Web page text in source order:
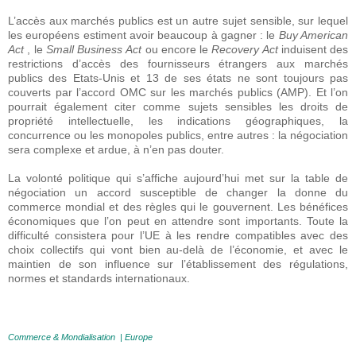
L’accès aux marchés publics est un autre sujet sensible, sur lequel
les européens estiment avoir beaucoup à gagner : le Buy American
Act, le Small Business Actou encore leRecovery Actinduisent des
restrictions d’accès des fournisseurs étrangers aux marchés
publics des Etats-Unis et 13 de ses états ne sont toujours pas
couverts par l’accord OMC sur les marchés publics (AMP). Et l’on
pourrait également citer comme sujets sensibles les droits de
propriété intellectuelle, les indications géographiques, la
concurrence ou les monopoles publics, entre autres : la négociation
sera complexe et ardue, à n’en pas douter.
La volonté politique qui s’affiche aujourd’hui met sur la table de
négociation un accord susceptible de changer la donne du
commerce mondial et des règles qui le gouvernent. Les bénéfices
économiques que l’on peut en attendre sont importants. Toute la
difficulté consistera pour l’UE à les rendre compatibles avec des
choix collectifs qui vont bien au-delà de l’économie, et avec le
maintien de son influence sur l’établissement des régulations,
normes et standards internationaux.
Commerce & Mondialisation Europe